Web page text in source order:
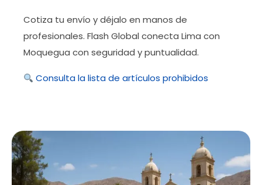
Cotiza tu envío y déjalo en manos de
profesionales. Flash Global conecta Lima con
Moquegua con seguridad y puntualidad.
Consulta la lista de artículos prohibidos